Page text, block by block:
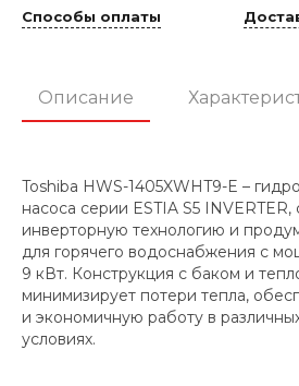
Способы оплаты
Описание
Toshiba HWS-1405XWHT9-E –
насоса серии ESTIA S5 INVERTER,
инверторную технологию и
для горячего водоснабжения с
9 кВт. Конструкция с баком и
минимизирует потери тепла,
и экономичную работу в
условиях.